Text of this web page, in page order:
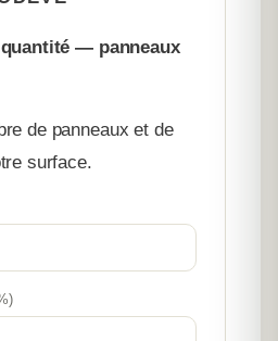
— panneaux
de panneaux et de
surface.